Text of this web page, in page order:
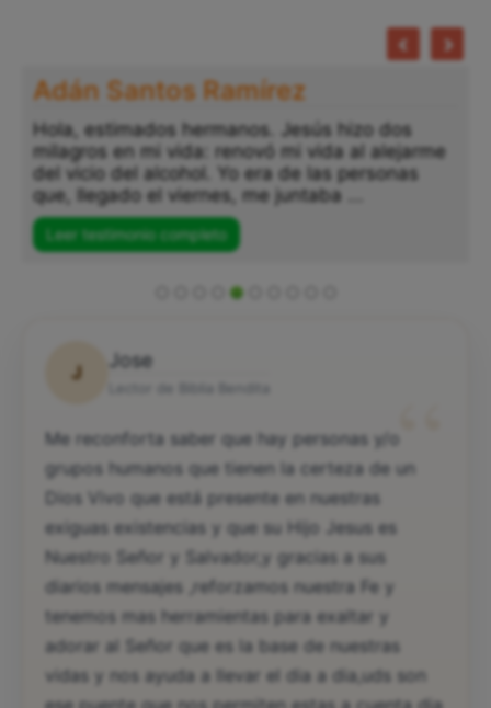
Adán Santos Ramírez
Hola, estimados hermanos. Jesús hizo dos
milagros en mi vida: renovó mi vida al alejarme
del vicio del alcohol. Yo era de las personas
que, llegado el viernes, me juntaba ...
Leer testimonio completo
J
Jose
“
Me reconforta saber que hay personas y/o
grupos humanos que tienen la certeza de un
Dios Vivo que está presente en nuestras
exiguas existencias y que su Hijo Jesus es
Nuestro Señor y Salvador,y gracias a sus
diarios mensajes ,reforzamos nuestra Fe y
tenemos mas herramientas para exaltar y
adorar al Señor que es la base de nuestras
vidas y nos ayuda a llevar el dia a dia,uds son